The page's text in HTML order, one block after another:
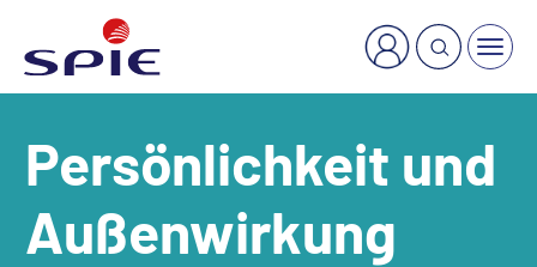
Persönlichkeit und
Außenwirkung